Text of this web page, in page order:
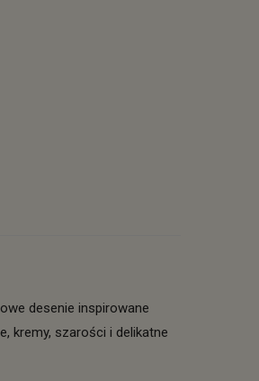
desenie inspirowane
kremy, szarości i delikatne